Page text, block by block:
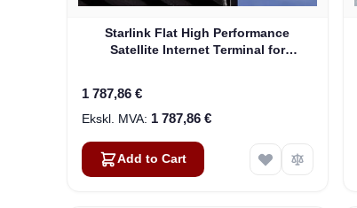
Starlink Flat High Performance
Satellite Internet Terminal for
1 787,86 €
1 787,86 €
Add to Cart